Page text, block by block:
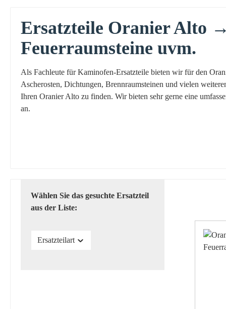
Ersatzteile Oranier Alto
Feuerraumsteine uvm.
Als Fachleute für Kaminofen-Ersatzteile bieten wir für den
Ascherosten, Dichtungen, Brennraumsteinen und vielen
Ihren Oranier Alto zu finden. Wir bieten sehr gerne eine
an.
Wählen Sie das gesuchte Ersatzteil
aus der Liste:
Ersatzteilart